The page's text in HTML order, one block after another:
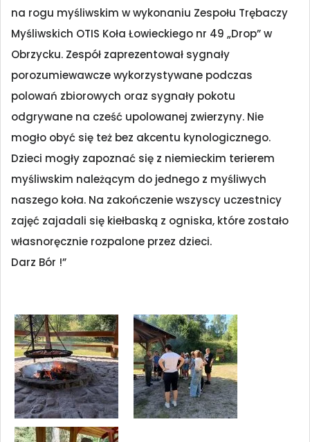
na rogu myśliwskim w wykonaniu Zespołu Trębaczy
Myśliwskich OTIS Koła Łowieckiego nr 49 „Drop” w
Obrzycku. Zespół zaprezentował sygnały
porozumiewawcze wykorzystywane podczas
polowań zbiorowych oraz sygnały pokotu
odgrywane na cześć upolowanej zwierzyny. Nie
mogło obyć się też bez akcentu kynologicznego.
Dzieci mogły zapoznać się z niemieckim terierem
myśliwskim należącym do jednego z myśliwych
naszego koła. Na zakończenie wszyscy uczestnicy
zajęć zajadali się kiełbaską z ogniska, które zostało
własnoręcznie rozpalone przez dzieci.
Darz Bór !”